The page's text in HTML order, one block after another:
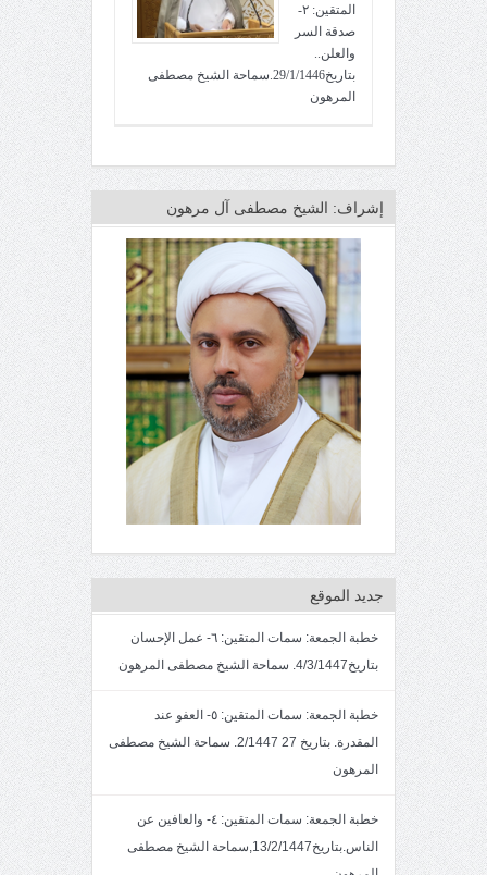
المتقين: ٢-
صدقة السر
والعلن..
بتاريخ29/1/1446.سماحة الشيخ مصطفى
المرهون
إشراف: الشيخ مصطفى آل مرهون
جديد الموقع
خطبة الجمعة: سمات المتقين: ٦- عمل الإحسان
بتاريخ4/3/1447. سماحة الشيخ مصطفى المرهون
خطبة الجمعة: سمات المتقين: ٥- العفو عند
المقدرة. بتاريخ 27 2/1447. سماحة الشيخ مصطفى
المرهون
خطبة الجمعة: سمات المتقين: ٤- والعافين عن
الناس.بتاريخ13/2/1447,سماحة الشيخ مصطفى